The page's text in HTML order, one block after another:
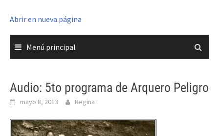
Abrir en nueva página
Menú principal
Audio: 5to programa de Arquero Peligro
mayo 8, 2013 Regina